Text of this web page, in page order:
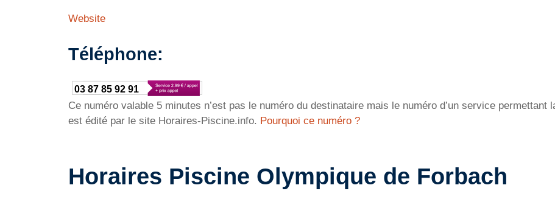
Website
Téléphone:
03 87 85 92 91
Ce numéro valable 5 minutes n’est pas le numéro du destinataire mais le numéro d’un service
est édité par le site Horaires-Piscine.info. Pourquoi ce numéro ?
Horaires Piscine Olympique de Forbach